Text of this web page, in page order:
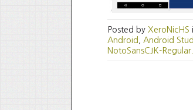
Posted by XeroNicHS
Android
Android
NotoSansCJK-